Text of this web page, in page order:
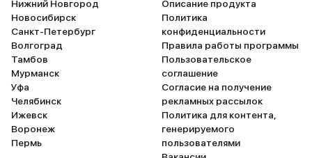
Нижний Новгород
Новосибирск
Санкт-Петербург
Волгоград
Тамбов
Мурманск
Уфа
Челябинск
Ижевск
Воронеж
Пермь
Описание продукта
Политика
конфиденциальности
Правила работы программы
Пользовательское
соглашение
Согласие на получение
рекламных рассылок
Политика для контента,
генерируемого
пользователями